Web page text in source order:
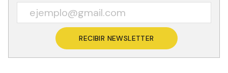
RECIBIR NEWSLETTER